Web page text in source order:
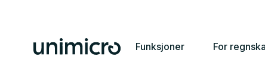
Funksjoner For